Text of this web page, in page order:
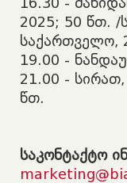
2025; 50 წთ. /
საქართველო,
​19.00 -
​21.00 -
წთ.
საკონტაქტო